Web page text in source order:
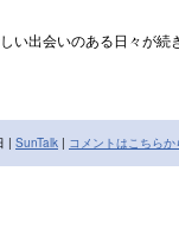
い出会いのある日々が続
| SunTalk | コメントはこちらか